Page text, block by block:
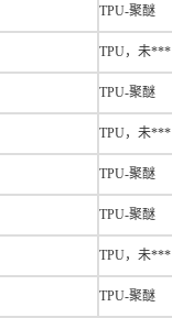
TPU-聚醚
TPU，未***
TPU-聚醚
TPU，未***
TPU-聚醚
TPU-聚醚
TPU，未***
TPU-聚醚